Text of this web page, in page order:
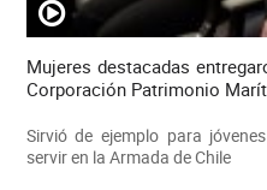
Mujeres destacadas
Corporación Patrimonio
Sirvió de ejemplo para
servir en la Armada de Chile